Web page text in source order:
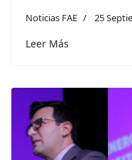
Noticias FAE 25
Leer Más